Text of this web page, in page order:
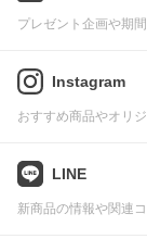
プレゼント企画や期
Instagram
おすすめ商品やオリ
LINE
新商品の情報や関連